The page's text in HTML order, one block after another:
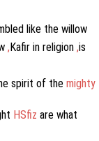
like the willow
,Kafir in religion ,is
spirit of the mighty
HSfiz are what